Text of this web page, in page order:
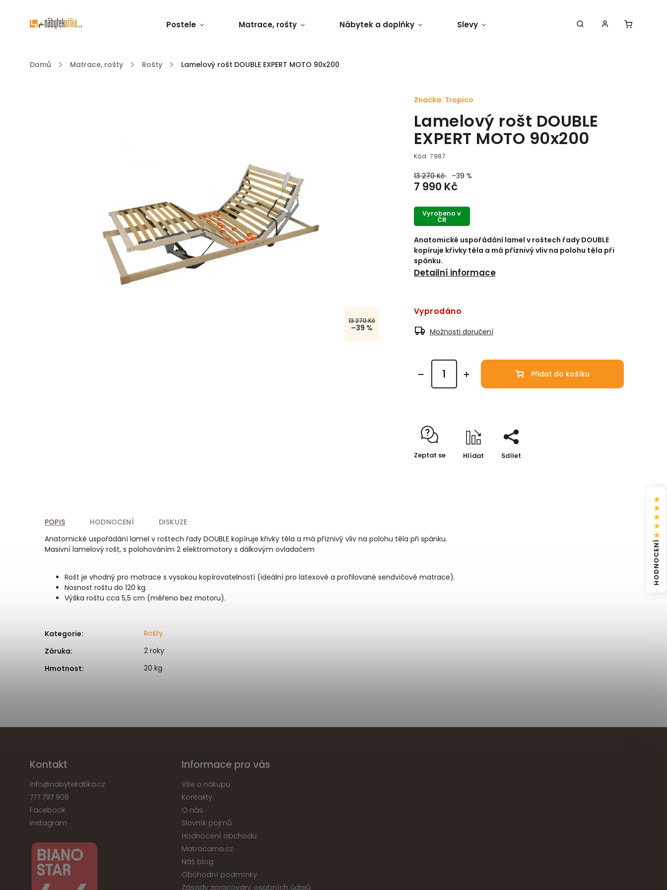
Postele Matrace, rošty Nábytek a doplňky Slevy
Domů / Matrace, rošty / Rošty / Lamelový rošt DOUBLE EXPERT MOTO 90x200
13 270 Kč
–39 %
Lamelový rošt DOUBLE
EXPERT MOTO 90x200
Kód: 7987
13 270 Kč –39 %
7 990 Kč
Vyrobeno v
ČR
Anatomické uspořádání lamel v roštech řady DOUBLE
kopíruje křivky těla a má příznivý vliv na polohu těla při
spánku.
Detailní informace
Značka: Tropico
Vyprodáno
Možnosti doručení
Přidat do košíku
Zeptat se Hlídat Sdílet
POPIS HODNOCENÍ
DISKUZE
Anatomické uspořádání lamel v roštech řady DOUBLE kopíruje křivky těla a má příznivý vliv na polohu těla při spánku.
Masivní lamelový rošt, s polohováním 2 elektromotory s dálkovým ovladačem
Rošt je vhodný pro matrace s vysokou kopírovatelností (ideální pro latexové a profilované sendvičové matrace).
Nosnost roštu do 120 kg.
Výška roštu cca 5,5 cm (měřeno bez motoru).
Kategorie:
Rošty
Záruka:
2 roky
Hmotnost: 20 kg
Kontakt
info@nabytekatika.cz
777 797 908
Facebook
Instagram
Informace pro vás
Vše o nákupu
Kontakty
O nás
Slovník pojmů
Hodnocení obchodu
Matracarna.cz
Náš blog
Obchodní podmínky
Zásady zpracování osobních údajů
★
★
★
★
★
HODNOCENÍ